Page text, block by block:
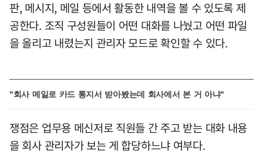
판, 메시지, 메일 등에서 활동한 내역을 볼 수 있도록 제
공한다. 조직 구성원들이 어떤 대화를 나눴고 어떤 파일
을 올리고 내렸는지 관리자 모드로 확인할 수 있다.
"회사 메일로 카드 통지서 받아봤는데 회사에서 본 거 아냐"
쟁점은 업무용 메신저로 직원들 간 주고 받는 대화 내용
을 회사 관리자가 보는 게 합당하느냐 여부다.